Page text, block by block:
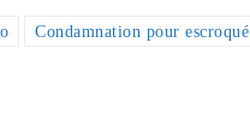
Condamnation pour escroqué